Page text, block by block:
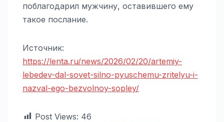
поблагодарил мужчину, оставившего ему
такое послание.
Источник:
https://lenta.ru/news/2026/02/20/artemiy-
lebedev-dal-sovet-silno-pyuschemu-zritelyu-i-
nazval-ego-bezvolnoy-sopley/
Post Views: 46